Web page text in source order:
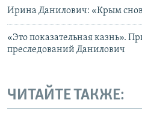
Ирина Данилович: «Крым
«Это показательная казнь».
преследований Данилович
ЧИТАЙТЕ ТАКЖЕ: